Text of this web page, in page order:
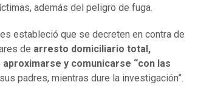
además del peligro de fuga.
estableció que se decreten en contra de
de arresto domiciliario total,
y comunicarse “con las
padres, mientras dure la investigación”.